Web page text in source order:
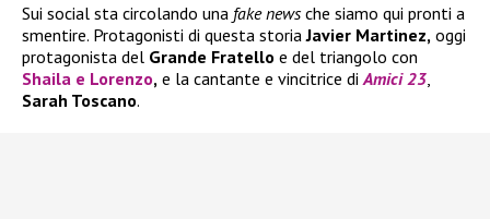
Sui social sta circolando una fake newsche siamo qui pronti a
smentire. Protagonisti di questa storiaJavier Martinez, oggi
protagonista del Grande Fratello e del triangolo con
Shaila e Lorenzo, e la cantante e vincitrice di Amici 23
Sarah Toscano.